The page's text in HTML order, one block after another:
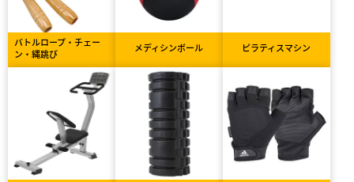
バトルロープ・チェー
ン・縄跳び
メディシンボール ピラティスマシン